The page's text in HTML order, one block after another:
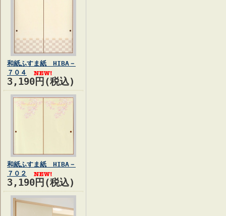
和紙ふすま紙 HIBA－
７０４
3,190円(税込)
和紙ふすま紙 HIBA－
７０２
3,190円(税込)